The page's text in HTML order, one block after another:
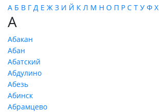
А Б В Г Д Е Ж З И Й К Л М Н О П Р С Т У Ф Х
А
Абакан
Абан
Абатский
Абдулино
Абезь
Абинск
Абрамцево